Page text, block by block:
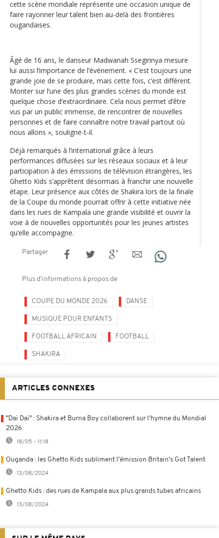
cette scène mondiale représente une occasion unique de
faire rayonner leur talent bien au-delà des frontières
ougandaises.
Âgé de 16 ans, le danseur Madwanah Ssegirinya mesure
lui aussi l’importance de l’événement. « C’est toujours une
grande joie de se produire, mais cette fois, c’est différent.
Monter sur l’une des plus grandes scènes du monde est
quelque chose d’extraordinaire. Cela nous permet d’être
vus par un public immense, de rencontrer de nouvelles
personnes et de faire connaître notre travail partout où
nous allons », souligne-t-il.
Déjà remarqués à l’international grâce à leurs
performances diffusées sur les réseaux sociaux et à leur
participation à des émissions de télévision étrangères, les
Ghetto Kids s’apprêtent désormais à franchir une nouvelle
étape. Leur présence aux côtés de Shakira lors de la finale
de la Coupe du monde pourrait offrir à cette initiative née
dans les rues de Kampala une grande visibilité et ouvrir la
voie à de nouvelles opportunités pour les jeunes artistes
qu’elle accompagne.
Partager
Plus d'informations à propos de
COUPE DU MONDE 2026 DANSE
MUSIQUE POUR ENFANTS
FOOTBALL AFRICAIN FOOTBALL
SHAKIRA
ARTICLES CONNEXES
"Daï Daï" : Shakira et Burna Boy collaborent sur l'hymne du Mondial
2026
18/05 - 11:18
Ouganda : les Ghetto Kids subliment l'émission Britain's Got Talent
13/08/2024
Ghetto Kids : des rues de Kampala aux plus grands tubes africains
13/08/2024